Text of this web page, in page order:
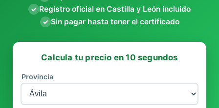
✓ Registro oficial en Castilla y León incluido
✓ Sin pagar hasta tener el certificado
Calcula tu precio en 10 segundos
Provincia